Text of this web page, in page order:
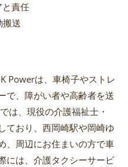
責任
送
Powerは、車椅子やストレ
で、障がい者や高齢者を送
は、現役の介護福祉士・
ており、西岡崎駅や岡崎ゆ
、周辺にお住まいの方で車
には、介護タクシーサービ